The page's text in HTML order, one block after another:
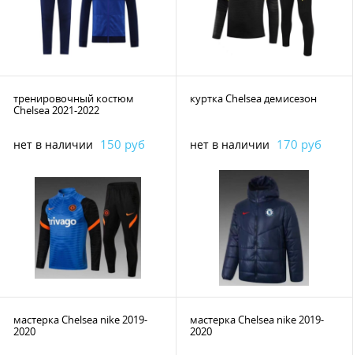
тренировочный костюм
Chelsea 2021-2022
нет в наличии 150 руб
куртка Chelsea демисезон
нет в наличии 170 руб
мастерка Chelsea nike 2019-
2020
мастерка Chelsea nike 2019-
2020